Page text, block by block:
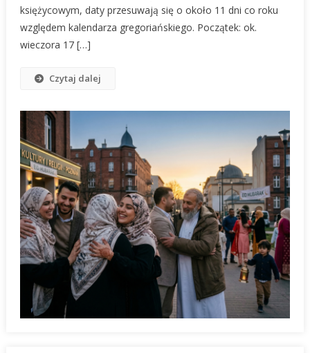
księżycowym, daty przesuwają się o około 11 dni co roku
względem kalendarza gregoriańskiego. Początek: ok.
wieczora 17 […]
Czytaj dalej